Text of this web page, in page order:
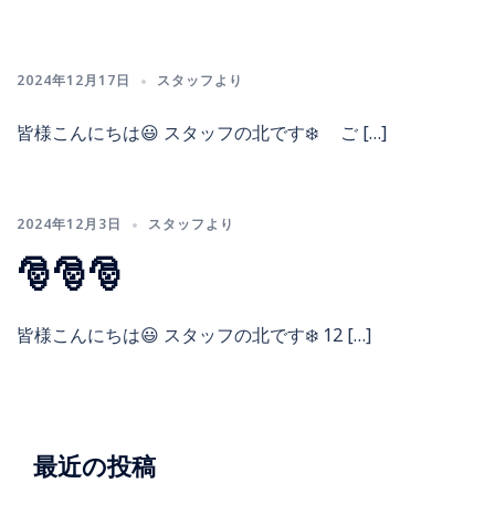
2024年12月17日 スタッフより
皆様こんにちは😃 スタッフの北です❄️ ご […]
2024年12月3日 スタッフより
🎅🎅🎅
皆様こんにちは😃 スタッフの北です❄️ 12 […]
最近の投稿